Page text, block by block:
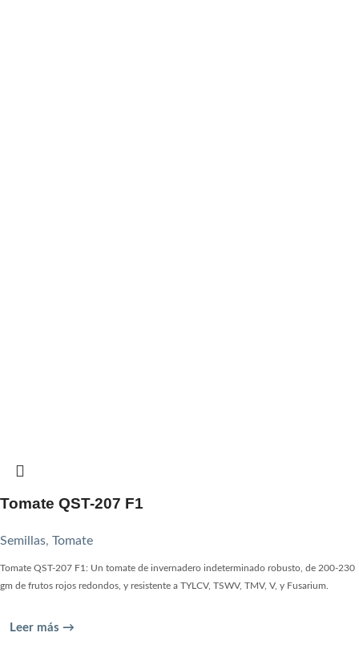
Tomate QST-207 F1
Semillas, Tomate
Tomate QST-207 F1: Un tomate de invernadero indeterminado robusto, de 200-230
gm de frutos rojos redondos, y resistente a TYLCV, TSWV, TMV, V, y Fusarium.
Leer más →